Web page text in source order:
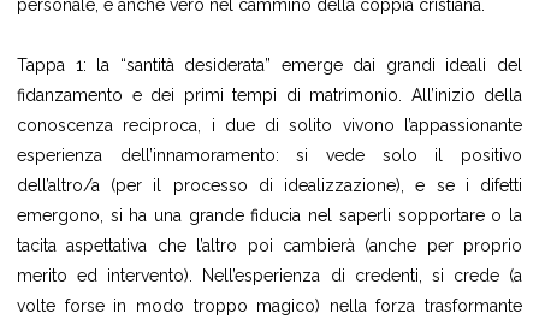
personale, è anche vero nel cammino della coppia cristiana.
Tappa 1: la “santità desiderata” emerge dai grandi ideali del
fidanzamento e dei primi tempi di matrimonio. All’inizio della
conoscenza reciproca, i due di solito vivono l’appassionante
esperienza dell’innamoramento: si vede solo il positivo
dell’altro/a (per il processo di idealizzazione), e se i difetti
emergono, si ha una grande fiducia nel saperli sopportare o la
tacita aspettativa che l’altro poi cambierà (anche per proprio
merito ed intervento). Nell’esperienza di credenti, si crede (a
volte forse in modo troppo magico) nella forza trasformante